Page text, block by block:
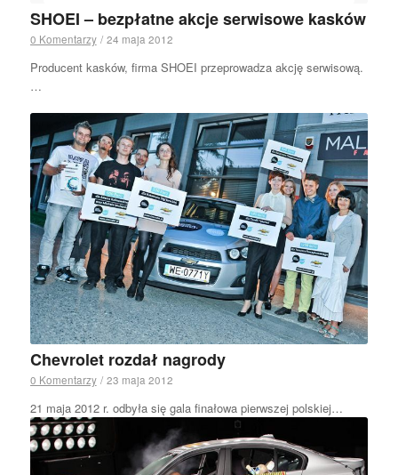
SHOEI – bezpłatne akcje serwisowe kasków
0 Komentarzy / 24 maja 2012
Producent kasków, firma SHOEI przeprowadza akcję serwisową.
…
Chevrolet rozdał nagrody
0 Komentarzy / 23 maja 2012
21 maja 2012 r. odbyła się gala finałowa pierwszej polskiej…